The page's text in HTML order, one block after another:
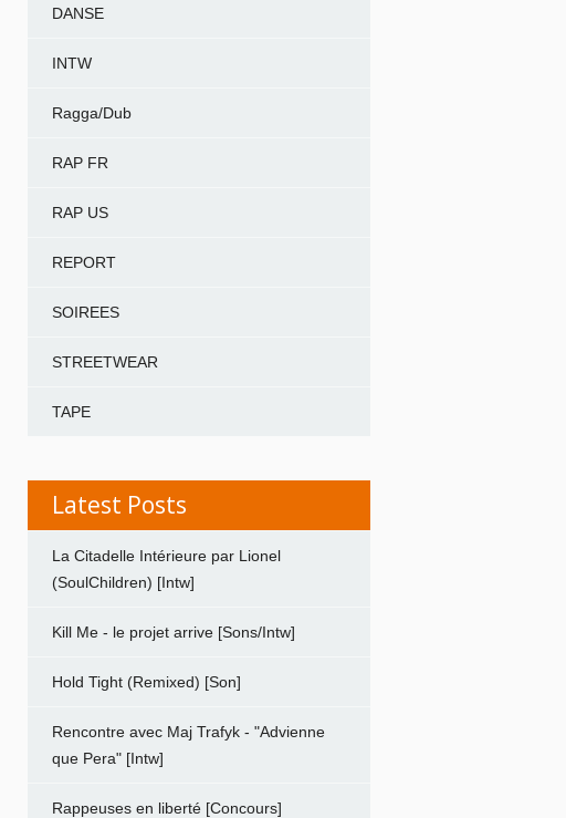
DANSE
INTW
Ragga/Dub
RAP FR
RAP US
REPORT
SOIREES
STREETWEAR
TAPE
Latest Posts
La Citadelle Intérieure par Lionel
(SoulChildren) [Intw]
Kill Me - le projet arrive [Sons/Intw]
Hold Tight (Remixed) [Son]
Rencontre avec Maj Trafyk - "Advienne
que Pera" [Intw]
Rappeuses en liberté [Concours]